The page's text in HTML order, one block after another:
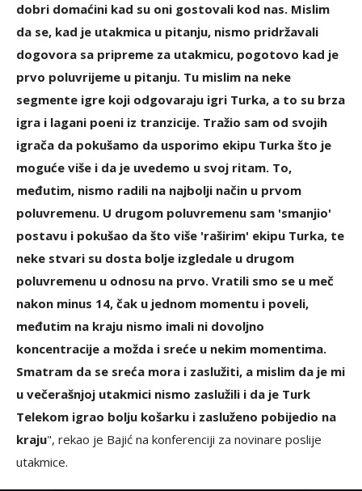
dobri domaćini kad su oni gostovali kod nas. Mislim
da se, kad je utakmica u pitanju, nismo pridržavali
dogovora sa pripreme za utakmicu, pogotovo kad je
prvo poluvrijeme u pitanju. Tu mislim na neke
segmente igre koji odgovaraju igri Turka, a to su brza
igra i lagani poeni iz tranzicije. Tražio sam od svojih
igrača da pokušamo da usporimo ekipu Turka što je
moguće više i da je uvedemo u svoj ritam. To,
međutim, nismo radili na najbolji način u prvom
poluvremenu. U drugom poluvremenu sam 'smanjio'
postavu i pokušao da što više 'raširim' ekipu Turka, te
neke stvari su dosta bolje izgledale u drugom
poluvremenu u odnosu na prvo. Vratili smo se u meč
nakon minus 14, čak u jednom momentu i poveli,
međutim na kraju nismo imali ni dovoljno
koncentracije a možda i sreće u nekim momentima.
Smatram da se sreća mora i zaslužiti, a mislim da je mi
u večerašnjoj utakmici nismo zaslužili i da je Turk
Telekom igrao bolju košarku i zasluženo pobijedio na
kraju", rekao je Bajić na konferenciji za novinare poslije
utakmice.